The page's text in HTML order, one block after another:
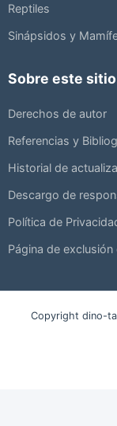
Reptiles
Sinápsidos y
Sobre este sitio
Derechos de autor
Referencias y
Historial de
Descargo de
Política de
Página de
Copyright dino-